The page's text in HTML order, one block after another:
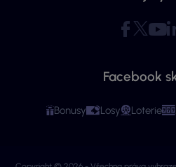
Facebook
Bonusy Losy Loterie